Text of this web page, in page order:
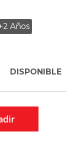
Años
DISPONIBLE